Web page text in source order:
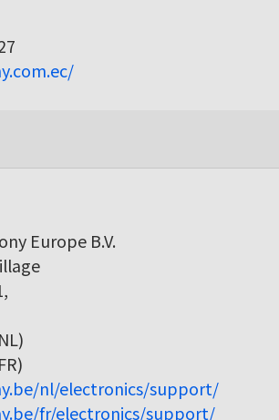
Europe B.V.
nl/electronics/support/
fr/electronics/support/